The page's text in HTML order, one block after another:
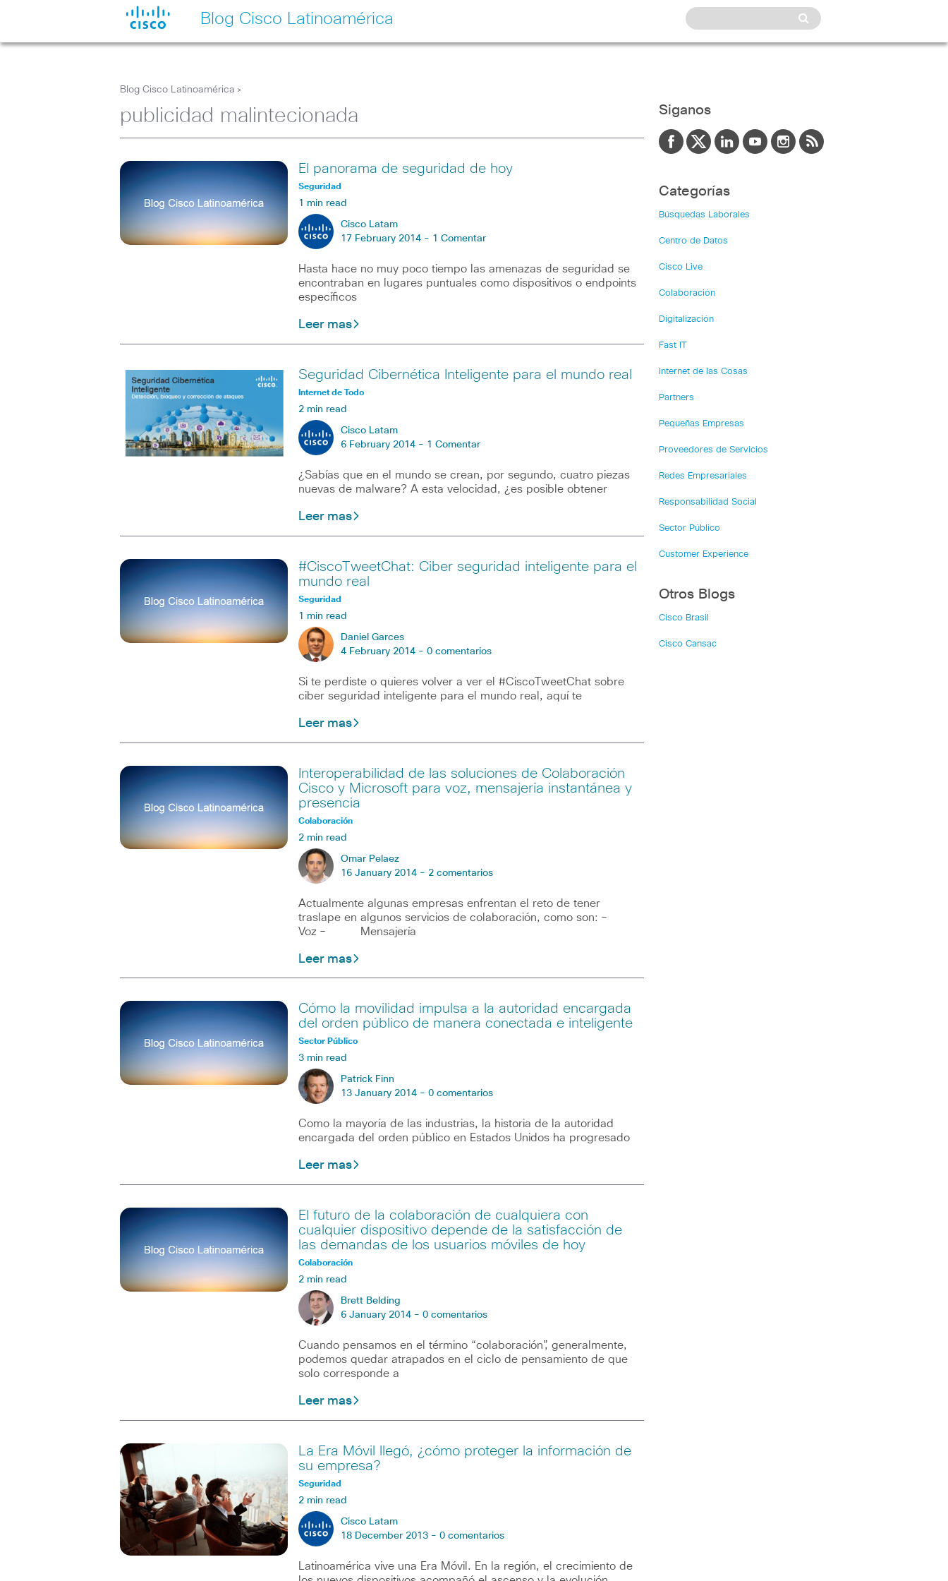
Blog Cisco Latinoamérica
Blog Cisco Latinoamérica >
publicidad malintecionada
El panorama de seguridad de hoy
Seguridad
1 min read
Cisco Latam
17 February 2014 - 1 Comentar
Hasta hace no muy poco tiempo las amenazas de seguridad se
encontraban en lugares puntuales como dispositivos o endpoints
específicos
Leer mas
Seguridad Cibernética Inteligente para el mundo real
Internet de Todo
2 min read
Cisco Latam
6 February 2014 - 1 Comentar
¿Sabías que en el mundo se crean, por segundo, cuatro piezas
nuevas de malware? A esta velocidad, ¿es posible obtener
Leer mas
#CiscoTweetChat: Ciber seguridad inteligente para el
mundo real
Seguridad
1 min read
Daniel Garces
4 February 2014 - 0 comentarios
Si te perdiste o quieres volver a ver el #CiscoTweetChat sobre
ciber seguridad inteligente para el mundo real, aquí te
Leer mas
Interoperabilidad de las soluciones de Colaboración
Cisco y Microsoft para voz, mensajería instantánea y
presencia
Colaboración
2 min read
Omar Pelaez
16 January 2014 - 2 comentarios
Actualmente algunas empresas enfrentan el reto de tener
traslape en algunos servicios de colaboración, como son: –
Voz – Mensajería
Leer mas
Cómo la movilidad impulsa a la autoridad encargada
del orden público de manera conectada e inteligente
Sector Público
3 min read
Patrick Finn
13 January 2014 - 0 comentarios
Como la mayoría de las industrias, la historia de la autoridad
encargada del orden público en Estados Unidos ha progresado
Leer mas
El futuro de la colaboración de cualquiera con
cualquier dispositivo depende de la satisfacción de
las demandas de los usuarios móviles de hoy
Colaboración
2 min read
Brett Belding
6 January 2014 - 0 comentarios
Cuando pensamos en el término “colaboración”, generalmente,
podemos quedar atrapados en el ciclo de pensamiento de que
solo corresponde a
Leer mas
La Era Móvil llegó, ¿cómo proteger la información de
su empresa?
Seguridad
2 min read
Cisco Latam
18 December 2013 - 0 comentarios
Latinoamérica vive una Era Móvil. En la región, el crecimiento de
Siganos
Categorías
Búsquedas Laborales
Centro de Datos
Cisco Live
Colaboración
Digitalización
Fast IT
Internet de las Cosas
Partners
Pequeñas Empresas
Proveedores de Servicios
Redes Empresariales
Responsabilidad Social
Sector Público
Customer Experience
Otros Blogs
Cisco Brasil
Cisco Cansac